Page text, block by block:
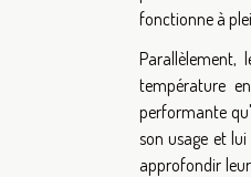
fonctionne à
Parallèlement,
température
performante
son usage et
approfondir